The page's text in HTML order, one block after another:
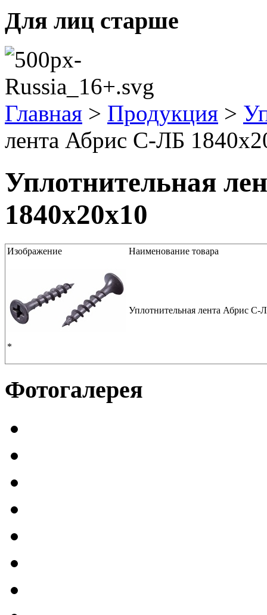
Для лиц старше
Главная > Продукция >
лента Абрис С-ЛБ
Уплотнительная
1840x20x10
Изображение Наименование товара
*
Уплотнительная лента Абрис С-
Фотогалерея